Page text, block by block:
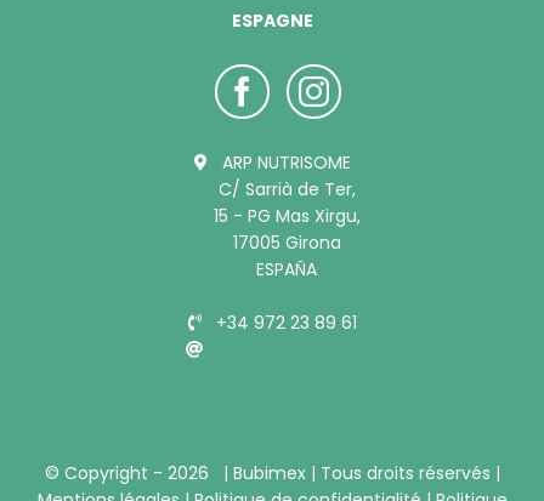
ESPAGNE
ARP NUTRISOME
C/ Sarrià de Ter,
15 - PG Mas Xirgu,
17005 Girona
ESPAÑA
+34 972 23 89 61
© Copyright - 2026 | Bubimex | Tous droits réservés |